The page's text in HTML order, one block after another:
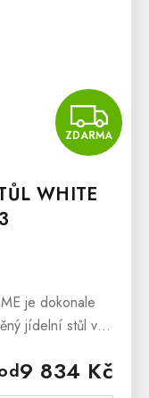
ZDARMA
WHITE
9 834 Kč
je dokonale
jídelní stůl ve